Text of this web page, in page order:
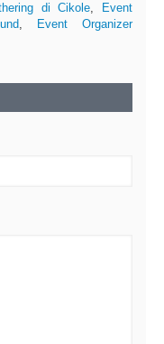
di Cikole,
Event
,
Event Organizer